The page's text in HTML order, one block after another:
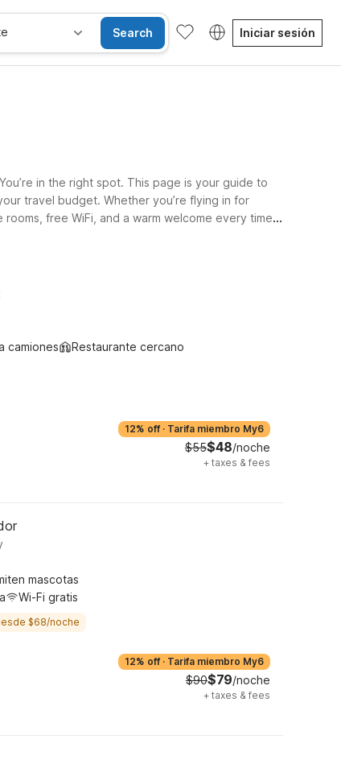
Search Iniciar sesión
in the right spot. This page is your guide to
travel budget. Whether you’re flying in for
free WiFi, and a warm welcome every time.
TX – Energy Corridor, ideal for longer visits. You
camiones
Restaurante cercano
12% off · Tarifa miembro My6
$55$48/noche
+ taxes & fees
mascotas
Wi-Fi gratis
$68/noche
12% off · Tarifa miembro My6
$90$79/noche
+ taxes & fees